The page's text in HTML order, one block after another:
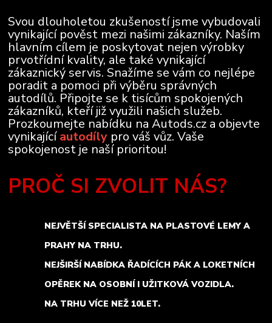
Svou dlouholetou zkušeností jsme vybudovali
vynikající pověst mezi našimi zákazníky. Naším
hlavním cílem je poskytovat nejen výrobky
prvotřídní kvality, ale také vynikající
zákaznický servis. Snažíme se vám co nejlépe
poradit a pomoci při výběru správných
autodílů. Připojte se k tisícům spokojených
zákazníků, kteří již využili našich služeb.
Prozkoumejte nabídku na Autods.cz a objevte
vynikajícíautodíly pro váš vůz. Vaše
spokojenost je naší prioritou!
PROČ SI ZVOLIT NÁS?
NEJVĚTŠÍ SPECIALISTA NA PLASTOVÉ LEMY A
PRAHY NA TRHU.
NEJŠIRŠÍ NABÍDKA ŘADÍCÍCH PÁK A LOKETNÍCH
OPĚREK NA OSOBNÍ I UŽITKOVÁ VOZIDLA.
NA TRHU VÍCE NEŽ 10LET.